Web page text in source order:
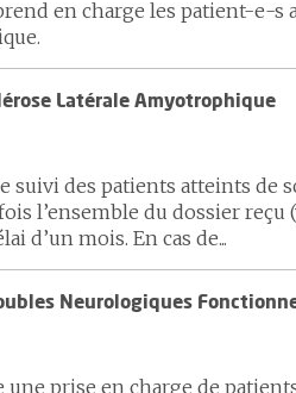
en charge les patient-e-
Latérale Amyotrophique
suivi des patients atteints de
l’ensemble du dossier reçu
d’un mois. En cas de...
Neurologiques
prise en charge de